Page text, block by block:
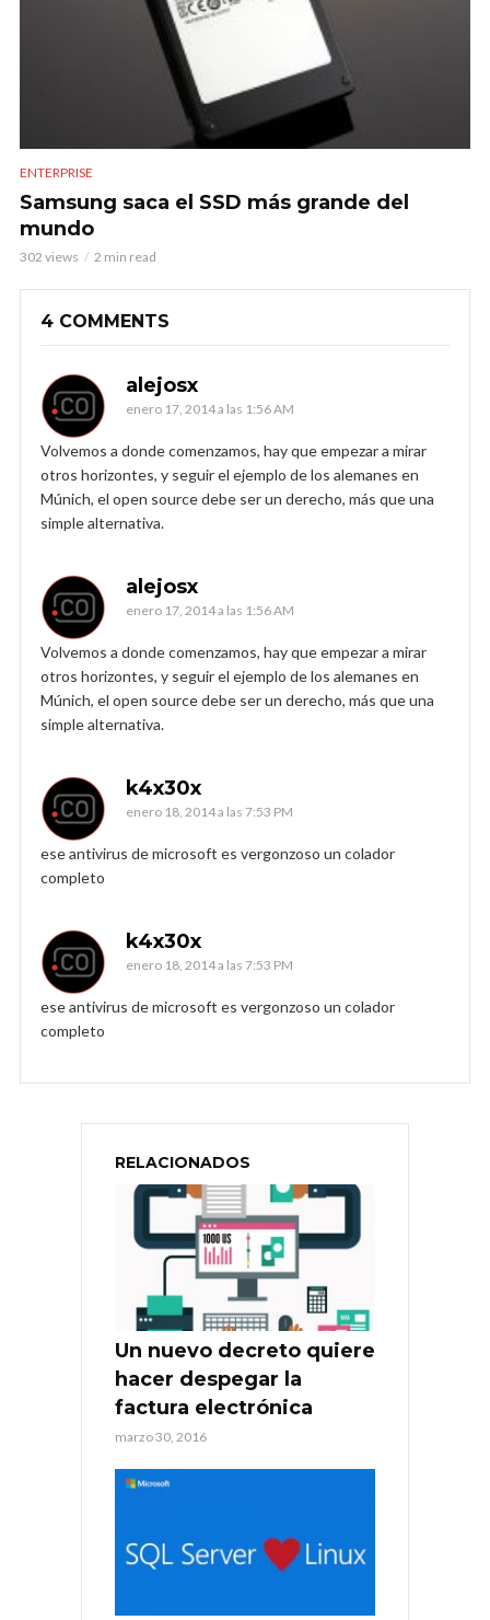
ENTERPRISE
Samsung saca el SSD más grande del
mundo
302 views 2 min read
4 COMMENTS
alejosx
enero 17, 2014 a las 1:56 AM
Volvemos a donde comenzamos, hay que empezar a mirar
otros horizontes, y seguir el ejemplo de los alemanes en
Múnich, el open source debe ser un derecho, más que una
simple alternativa.
alejosx
enero 17, 2014 a las 1:56 AM
Volvemos a donde comenzamos, hay que empezar a mirar
otros horizontes, y seguir el ejemplo de los alemanes en
Múnich, el open source debe ser un derecho, más que una
simple alternativa.
k4x30x
enero 18, 2014 a las 7:53 PM
ese antivirus de microsoft es vergonzoso un colador
completo
k4x30x
enero 18, 2014 a las 7:53 PM
ese antivirus de microsoft es vergonzoso un colador
completo
RELACIONADOS
Un nuevo decreto quiere
hacer despegar la
factura electrónica
marzo 30, 2016